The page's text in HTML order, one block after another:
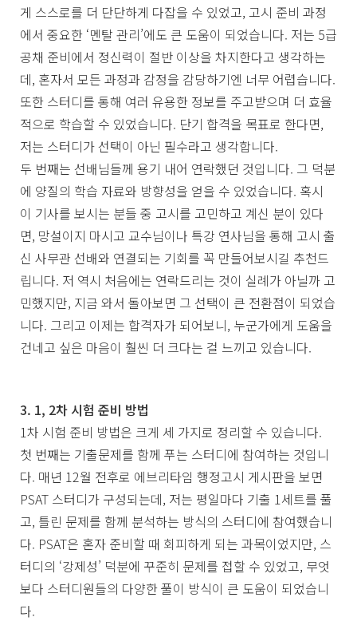
게 스스로를 더 단단하게 다잡을 수 있었고, 고시 준비 과정
에서 중요한 ‘멘탈 관리’에도 큰 도움이 되었습니다. 저는 5급
공채 준비에서 정신력이 절반 이상을 차지한다고 생각하는
데, 혼자서 모든 과정과 감정을 감당하기엔 너무 어렵습니다.
또한 스터디를 통해 여러 유용한 정보를 주고받으며 더 효율
적으로 학습할 수 있었습니다. 단기 합격을 목표로 한다면,
저는 스터디가 선택이 아닌 필수라고 생각합니다.
두 번째는 선배님들께 용기 내어 연락했던 것입니다. 그 덕분
에 양질의 학습 자료와 방향성을 얻을 수 있었습니다. 혹시
이 기사를 보시는 분들 중 고시를 고민하고 계신 분이 있다
면, 망설이지 마시고 교수님이나 특강 연사님을 통해 고시 출
신 사무관 선배와 연결되는 기회를 꼭 만들어보시길 추천드
립니다. 저 역시 처음에는 연락드리는 것이 실례가 아닐까 고
민했지만, 지금 와서 돌아보면 그 선택이 큰 전환점이 되었습
니다. 그리고 이제는 합격자가 되어보니, 누군가에게 도움을
건네고 싶은 마음이 훨씬 더 크다는 걸 느끼고 있습니다.
3. 1, 2차 시험 준비 방법
1차 시험 준비 방법은 크게 세 가지로 정리할 수 있습니다.
첫 번째는 기출문제를 함께 푸는 스터디에 참여하는 것입니
다. 매년 12월 전후로 에브리타임 행정고시 게시판을 보면
PSAT 스터디가 구성되는데, 저는 평일마다 기출 1세트를 풀
고, 틀린 문제를 함께 분석하는 방식의 스터디에 참여했습니
다. PSAT은 혼자 준비할 때 회피하게 되는 과목이었지만, 스
터디의 ‘강제성’ 덕분에 꾸준히 문제를 접할 수 있었고, 무엇
보다 스터디원들의 다양한 풀이 방식이 큰 도움이 되었습니
다.